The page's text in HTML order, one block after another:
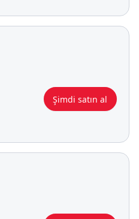
Şimdi satın al